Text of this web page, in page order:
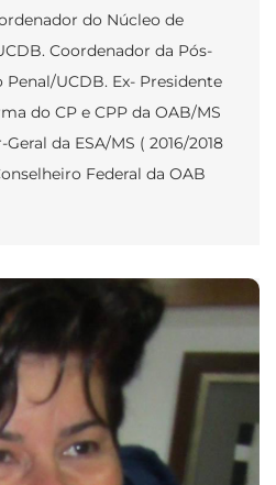
do Núcleo de
Coordenador da Pós-
UCDB. Ex- Presidente
do CP e CPP da OAB/MS
da ESA/MS ( 2016/2018
Federal da OAB